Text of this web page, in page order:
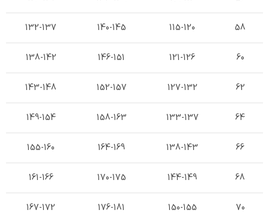
58
115-120
140-145
132-137
60
121-126
146-151
138-142
62
127-132
152-157
143-148
64
133-137
158-163
149-154
66
138-143
164-169
155-160
68
144-149
170-175
161-166
70
150-155
176-181
167-172